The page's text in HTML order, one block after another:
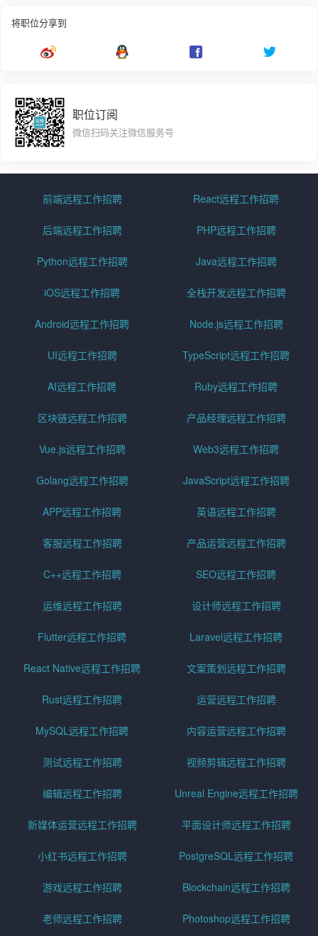
将职位分享到
职位订阅
微信扫码关注微信服务号
前端远程工作招聘 React远程工作招聘
后端远程工作招聘 PHP远程工作招聘
Python远程工作招聘 Java远程工作招聘
iOS远程工作招聘 全栈开发远程工作招聘
Android远程工作招聘 Node.js远程工作招聘
UI远程工作招聘 TypeScript远程工作招聘
AI远程工作招聘 Ruby远程工作招聘
区块链远程工作招聘 产品经理远程工作招聘
Vue.js远程工作招聘 Web3远程工作招聘
Golang远程工作招聘 JavaScript远程工作招聘
APP远程工作招聘 英语远程工作招聘
客服远程工作招聘 产品运营远程工作招聘
C++远程工作招聘 SEO远程工作招聘
运维远程工作招聘 设计师远程工作招聘
Flutter远程工作招聘 Laravel远程工作招聘
React Native远程工作招聘 文案策划远程工作招聘
Rust远程工作招聘 运营远程工作招聘
MySQL远程工作招聘 内容运营远程工作招聘
测试远程工作招聘 视频剪辑远程工作招聘
编辑远程工作招聘 Unreal Engine远程工作招聘
新媒体运营远程工作招聘 平面设计师远程工作招聘
小红书远程工作招聘 PostgreSQL远程工作招聘
游戏远程工作招聘 Blockchain远程工作招聘
老师远程工作招聘 Photoshop远程工作招聘